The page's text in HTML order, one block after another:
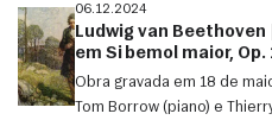
06.12.2024
Ludwig van Beethoven
em Si bemol maior, Op.
Obra gravada em 18 de
Tom Borrow (piano) e